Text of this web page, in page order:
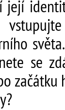
její
se